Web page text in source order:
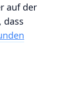
auf der
dass